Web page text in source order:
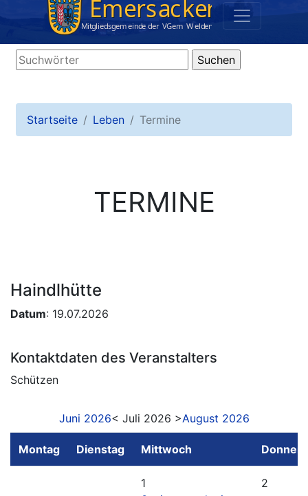
Startseite Leben Termine
TERMINE
Haindlhütte
Datum: 19.07.2026
Kontaktdaten des Veranstalters
Schützen
Juni 2026< Juli 2026 >August 2026
Montag Dienstag Mittwoch
1
2